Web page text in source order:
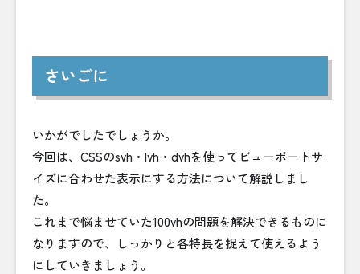
さいごに
いかがでしたでしょうか。
今回は、CSSのsvh・lvh・dvhを使ってビューポートサ
イズに合わせた表示にする方法について解説しまし
た。
これまで悩ませていた100vhの問題を解決できるものに
なりますので、しっかりと各特長を捉えて使えるよう
にしていきましょう。